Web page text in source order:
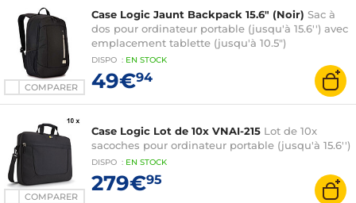
COMPARER
Case Logic Jaunt Backpack 15.6" (Noir) Sac à
dos pour ordinateur portable (jusqu'à 15.6'') avec
emplacement tablette (jusqu'à 10.5")
DISPO : EN STOCK
49€94
COMPARER
Case Logic Lot de 10x VNAI-215 Lot de 10x
sacoches pour ordinateur portable (jusqu'à 15.6'')
DISPO : EN STOCK
279€95